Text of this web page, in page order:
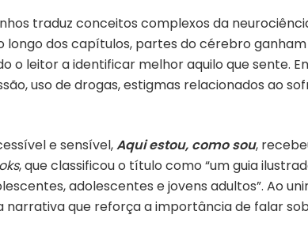
traduz conceitos complexos da
dos capítulos, partes do cérebro
o leitor a identificar melhor aquilo que sente.
uso de drogas, estigmas relacionados ao
e sensível,Aqui estou, como sou,
, que classificou o título como “um guia
adolescentes e jovens adultos”. Ao
narrativa que reforça a importância de falar